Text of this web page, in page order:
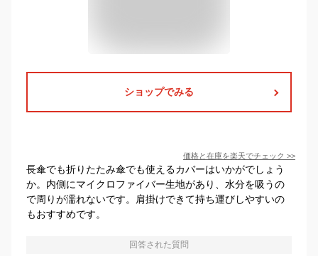
ショップでみる
価格と在庫を楽天でチェック >>
長傘でも折りたたみ傘でも使えるカバーはいかがでしょう
か。内側にマイクロファイバー生地があり、水分を吸うの
で周りが濡れないです。肩掛けできて持ち運びしやすいの
もおすすめです。
回答された質問